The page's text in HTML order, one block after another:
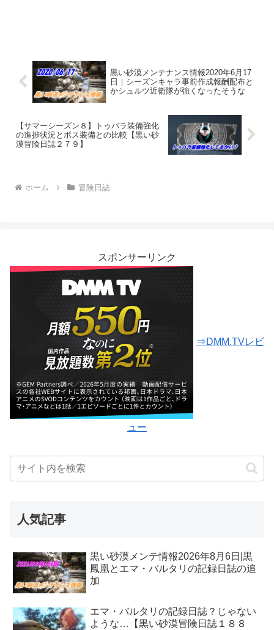
黒い砂漠メンテナンス情報2020年6月17
日｜シーズンキャラ事前作成報酬配布と
かシュルツ近衛隊が強くなったそうな
【サマーシーズン８】トゥバラ装備強化
の進捗状況とボス装備との比較【黒い砂
漠冒険日誌２７９】
ホーム 冒険日誌
スポンサーリンク
⇒DMM.TVレビ
ュー
人気記事
黒い砂漠メンテ情報2026年8月6日|黒
鳳凰とエマ・バルタリの記録日誌の追
加
エマ・バルタリの記録日誌？じゃない
ような…【黒い砂漠冒険日誌１８８